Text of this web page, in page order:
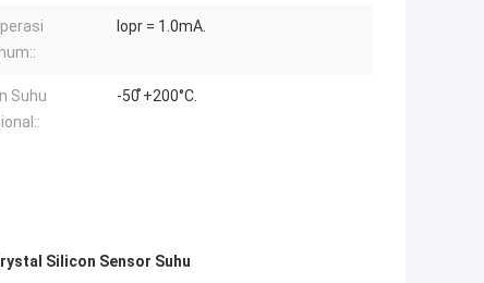
Iopr = 1.0mA.
Suhu
-50 ̊+200°C.
Silicon Sensor Suhu